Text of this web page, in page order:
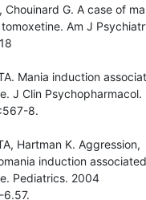
G. A case of
Am J
Mania induction
J Clin Psychopharmacol.
8.
Hartman K. Aggression,
induction associated
Pediatrics. 2004
6.57.